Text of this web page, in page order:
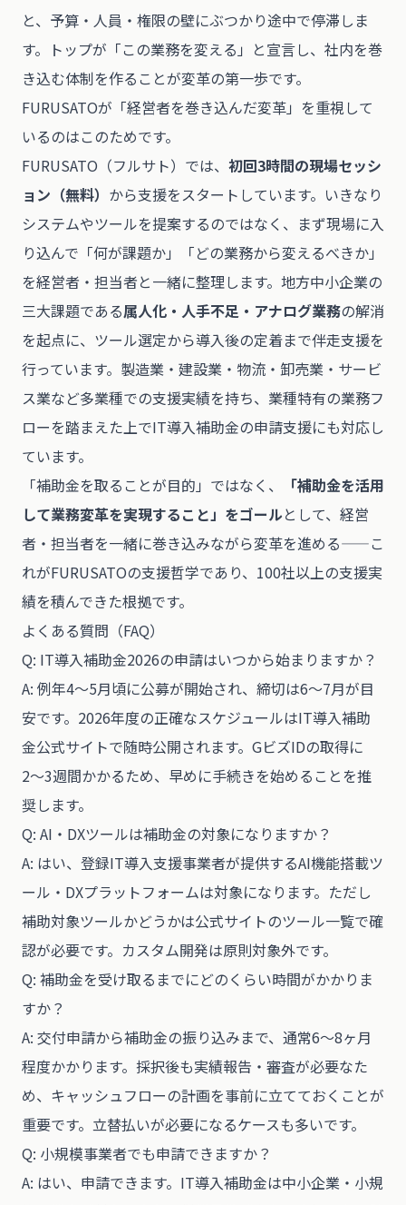
と、予算・人員・権限の壁にぶつかり途中で停滞しま
す。トップが「この業務を変える」と宣言し、社内を巻
き込む体制を作ることが変革の第一歩です。
FURUSATOが「経営者を巻き込んだ変革」を重視して
いるのはこのためです。
FURUSATO（フルサト） では、 初回3時間の現場セッシ
ョン（無料） から支援をスタートしています。いきなり
システムやツールを提案するのではなく、まず現場に入
り込んで「何が課題か」「どの業務から変えるべきか」
を経営者・担当者と一緒に整理します。地方中小企業の
三大課題である属人化・人手不足・アナログ業務の解消
を起点に、ツール選定から導入後の定着まで伴走支援を
行っています。製造業・建設業・物流・卸売業・サービ
ス業など多業種での支援実績を持ち、業種特有の業務フ
ローを踏まえた上でIT導入補助金の申請支援にも対応し
ています。
「補助金を取ることが目的」ではなく、
「補助金を活用
して業務変革を実現すること」をゴールとして、経営
者・担当者を一緒に巻き込みながら変革を進める——こ
れがFURUSATOの支援哲学であり、100社以上の支援実
績を積んできた根拠です。
よくある質問（FAQ）
Q: IT導入補助金2026の申請はいつから始まりますか？
A: 例年4〜5月頃に公募が開始され、締切は6〜7月が目
安です。2026年度の正確なスケジュールはIT導入補助
金公式サイトで随時公開されます。GビズIDの取得に
2〜3週間かかるため、早めに手続きを始めることを推
奨します。
Q: AI・DXツールは補助金の対象になりますか？
A: はい、登録IT導入支援事業者が提供するAI機能搭載ツ
ール・DXプラットフォームは対象になります。ただし
補助対象ツールかどうかは公式サイトのツール一覧で確
認が必要です。カスタム開発は原則対象外です。
Q: 補助金を受け取るまでにどのくらい時間がかかりま
すか？
A: 交付申請から補助金の振り込みまで、通常6〜8ヶ月
程度かかります。採択後も実績報告・審査が必要なた
め、キャッシュフローの計画を事前に立てておくことが
重要です。立替払いが必要になるケースも多いです。
Q: 小規模事業者でも申請できますか？
A: はい、申請できます。IT導入補助金は中小企業・小規